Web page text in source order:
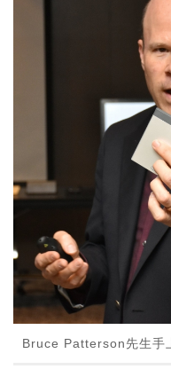
Bruce Patterson先生手